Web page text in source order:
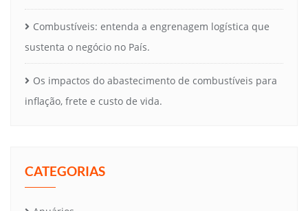
Combustíveis: entenda a engrenagem logística que
sustenta o negócio no País.
Os impactos do abastecimento de combustíveis para
inflação, frete e custo de vida.
CATEGORIAS